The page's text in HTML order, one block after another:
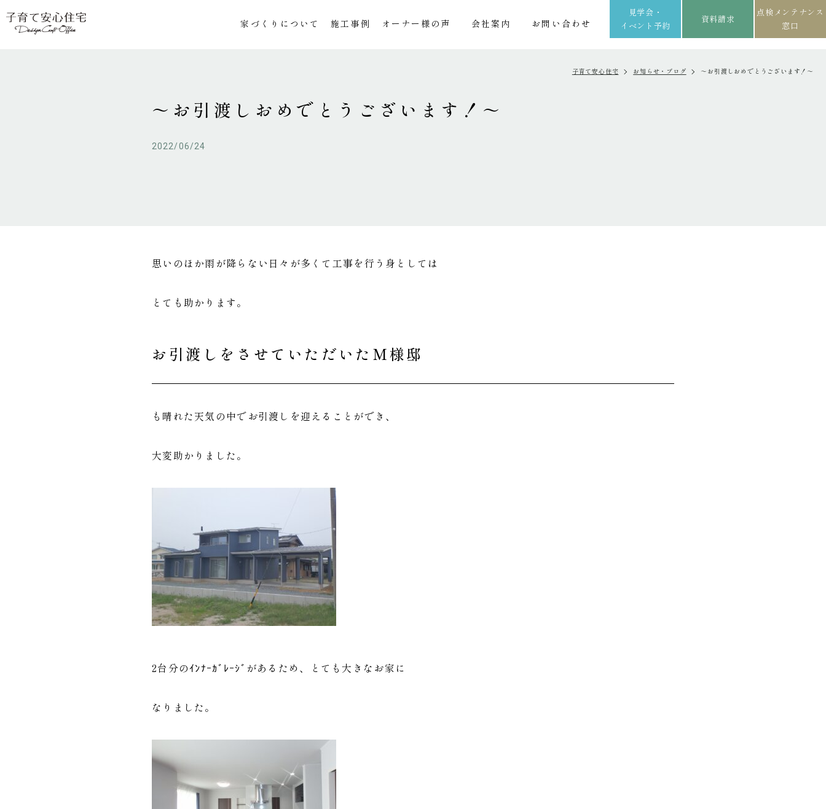
家づくりについて 施工事例 オーナー様の声 会社案内 お問い合わせ
見学会・
イベント予約
資料請求
点検メンテナンス
窓口
子育て安心住宅 お知らせ・ブログ ～お引渡しおめでとうございます！～
～お引渡しおめでとうございます！～
2022/06/24
思いのほか雨が降らない日々が多くて工事を行う身としては
とても助かります。
お引渡しをさせていただいたM様邸
も晴れた天気の中でお引渡しを迎えることができ、
大変助かりました。
2台分のｲﾝﾅｰｶﾞﾚｰｼﾞがあるため、とても大きなお家に
なりました。